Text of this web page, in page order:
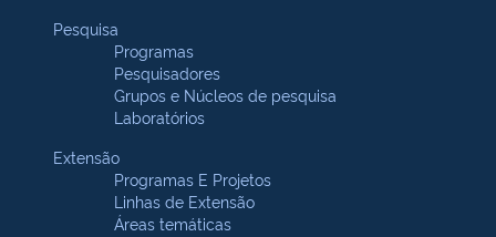
Pesquisa
Programas
Pesquisadores
Grupos e Núcleos de pesquisa
Laboratórios
Extensão
Programas E Projetos
Linhas de Extensão
Áreas temáticas